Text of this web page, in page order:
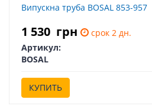
Випускна труба BOSAL 853-957
1 530 грн
срок 2 дн.
Артикул:
BOSAL
КУПИТЬ